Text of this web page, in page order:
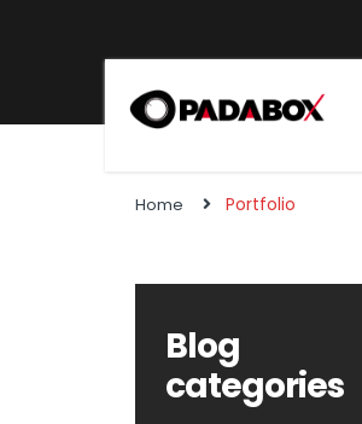
Home Portfolio
Blog
categories